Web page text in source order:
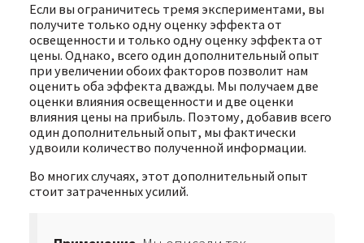
Если вы ограничитесь тремя экспериментами, вы
получите только одну оценку эффекта от
освещенности и только одну оценку эффекта от
цены. Однако, всего один дополнительный опыт
при увеличении обоих факторов позволит нам
оценить оба эффекта дважды. Мы получаем две
оценки влияния освещенности и две оценки
влияния цены на прибыль. Поэтому, добавив всего
один дополнительный опыт, мы фактически
удвоили количество полученной информации.
Во многих случаях, этот дополнительный опыт
стоит затраченных усилий.